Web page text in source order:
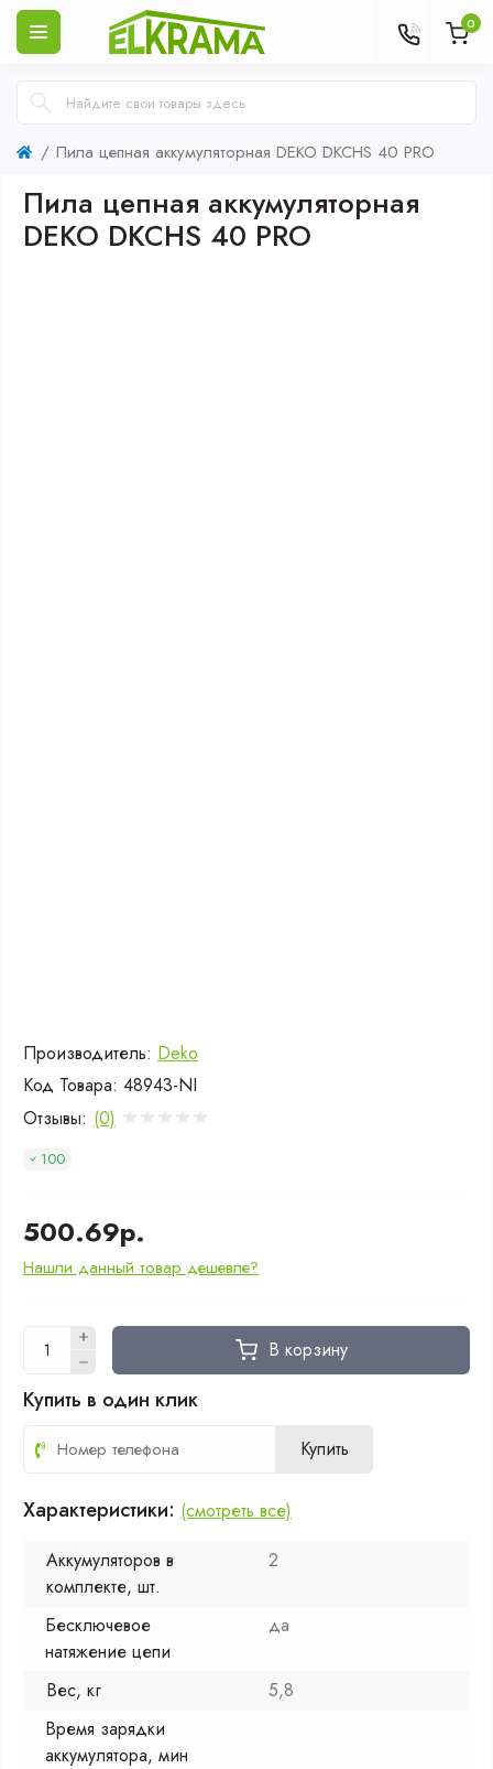
0
Пила цепная аккумуляторная DEKO DKCHS 40 PRO
Пила цепная аккумуляторная
DEKO DKCHS 40 PRO
Производитель: Deko
Код Товара: 48943-NI
Отзывы: (0)
100
500.69р.
Нашли данный товар дешевле?
В корзину
Купить в один клик
Купить
Характеристики: (смотреть все)
Аккумуляторов в
комплекте, шт.
2
Бесключевое
натяжение цепи
да
Веc, кг
5,8
Время зарядки
аккумулятора, мин